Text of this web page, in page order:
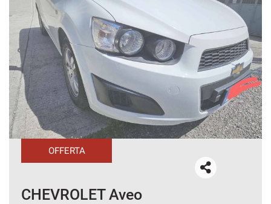
DICONO DI NOI
CONTATTI
AREA COMMERCIANTI
OFFERTA
CHEVROLET Aveo